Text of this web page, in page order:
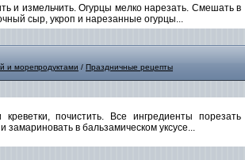
и измельчить. Огурцы мелко нарезать. Смешать в
сыр, укроп и нарезанные огурцы...
и морепродуктами / Праздничные рецепты
почистить. Все ингредиенты порезать
замариновать в бальзамическом уксусе...